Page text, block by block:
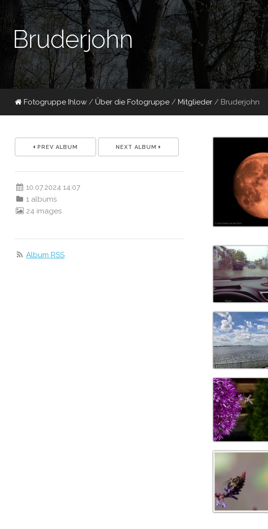
Bruderjohn
Fotogruppe Ihlow / Über die Fotogruppe / Mitglieder / Bruderjohn
PREV ALBUM NEXT ALBUM
10.07.2024 14:07
1 albums
24 images
Album RSS